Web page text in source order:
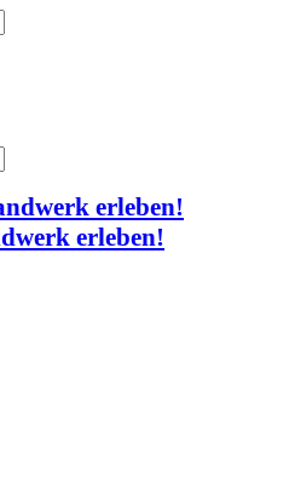
erleben!